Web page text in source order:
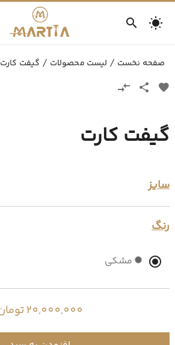
صفحه نخست لیست محصولات گیفت کارت
گیفت کارت
سایز
رنگ
مشکی
20,000,000 تومان